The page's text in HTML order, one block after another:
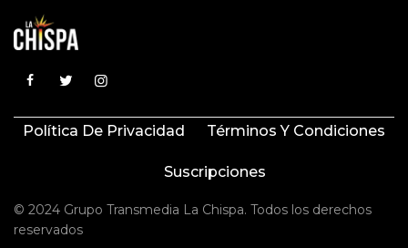
Política De Privacidad Términos Y Condiciones
Suscripciones
© 2024 Grupo Transmedia La Chispa. Todos los derechos
reservados